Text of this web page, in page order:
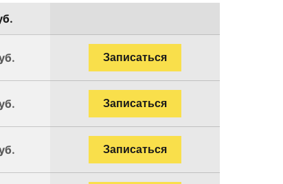
Записаться
Записаться
Записаться